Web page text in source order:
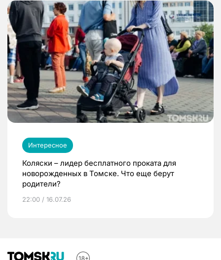
Интересное
Коляски – лидер бесплатного проката для
новорожденных в Томске. Что еще берут
родители?
22:00 / 16.07.26